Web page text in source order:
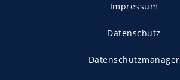
Impressum
Datenschutz
Datenschutzmanager